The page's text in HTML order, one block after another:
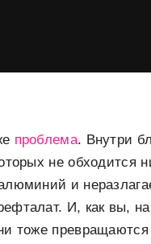
проблема. Внутри
не обходится
и
И, как вы,
тоже превращаются